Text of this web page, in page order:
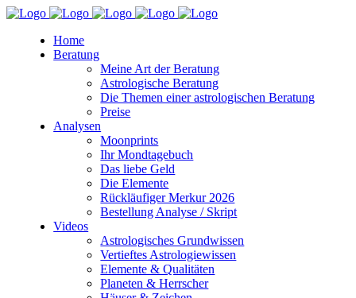
Home
Beratung
Meine Art der Beratung
Astrologische Beratung
Die Themen einer astrologischen Beratung
Preise
Analysen
Moonprints
Ihr Mondtagebuch
Das liebe Geld
Die Elemente
Rückläufiger Merkur 2026
Bestellung Analyse / Skript
Videos
Astrologisches Grundwissen
Vertieftes Astrologiewissen
Elemente & Qualitäten
Planeten & Herrscher